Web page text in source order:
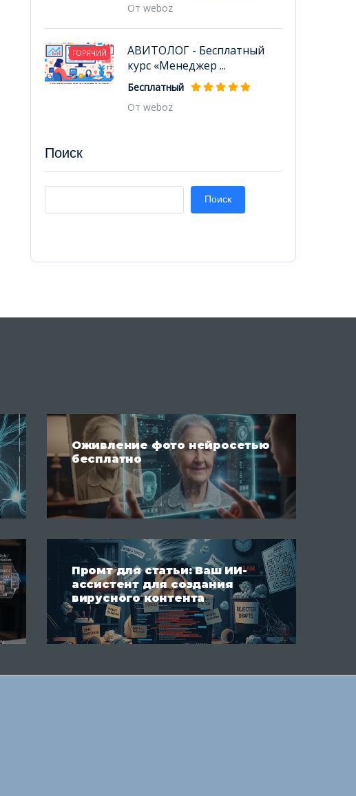
От weboz
ГОРЯЧИЙ
АВИТОЛОГ - Бесплатный
курс «Менеджер ...
Бесплатный
От weboz
Поиск
Поиск
Оживление фото нейросетью
бесплатно
Промт для статьи: Ваш ИИ-
ассистент для создания
вирусного контента